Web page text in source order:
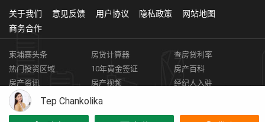
Tep Chankolika
关于我们 意见反馈 用户协议 隐私政策
网站地图
商务合作
柬埔寨头条 房贷计算器
查房贷利率
热门投资区域
10年黄金签证
房产百科
房产资讯
房产视频
经纪人入驻
获取客资
柬埔寨房地产APP
Copyright © 2026 HARBOR PROPERTY CO., LTD. 房地产证编号: E-